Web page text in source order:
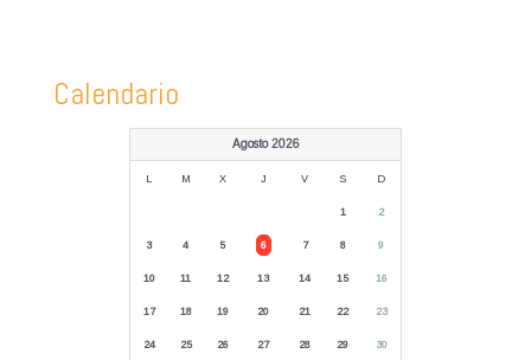
Calendario
Agosto 2026
L M X J V S D
1 2
3 4 5 6 7 8 9
10 11 12 13 14 15 16
17 18 19 20 21 22 23
24 25 26 27 28 29 30